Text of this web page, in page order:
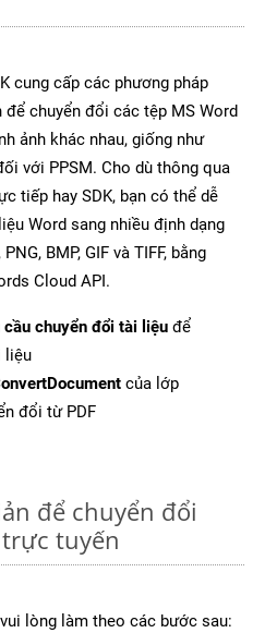
cung cấp các phương pháp
để chuyển đổi các tệp MS Word
ảnh khác nhau, giống như
với PPSM. Cho dù thông qua
tiếp hay SDK, bạn có thể dễ
Word sang nhiều định dạng
BMP, GIF và TIFF, bằng
Cloud API.
cầu chuyển đổi tài liệu để
liệu
của lớp
đổi từ PDF
để chuyển đổi
trực tuyến
vui lòng làm theo các bước sau: